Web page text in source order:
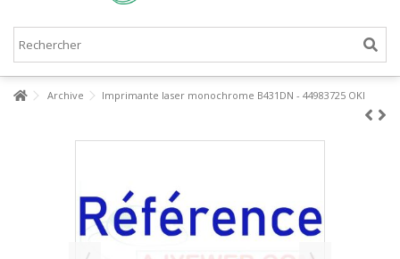
Archive Imprimante laser monochrome B431DN - 44983725 OKI